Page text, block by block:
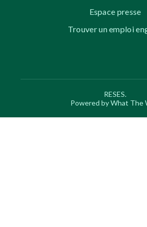
Espace presse
Trouver un emploi
RESES.
Powered by What The